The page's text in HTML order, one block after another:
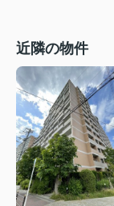
近隣の物件